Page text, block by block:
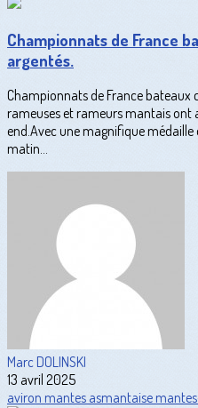
Championnats de France
argentés.
Championnats de France bateaux
rameuses et rameurs mantais ont
end.Avec une magnifique
matin...
Marc DOLINSKI
13 avril 2025
aviron mantes asmantaise